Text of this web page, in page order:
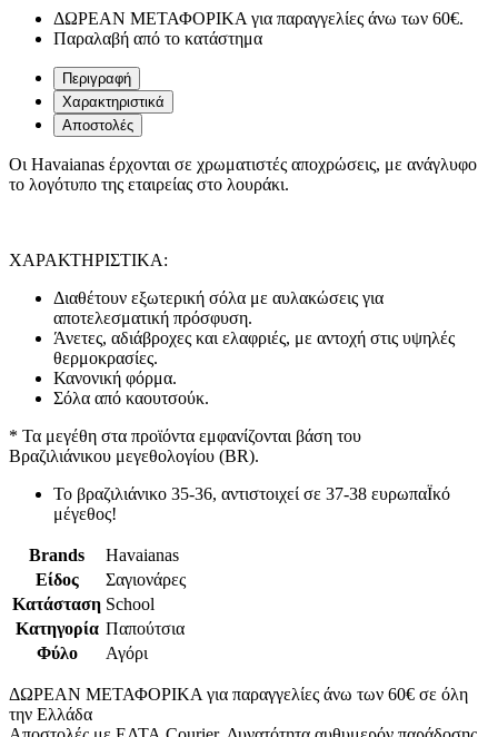
ΔΩΡΕΑΝ ΜΕΤΑΦΟΡΙΚΑ για παραγγελίες άνω των 60€.
Παραλαβή από το κατάστημα
Περιγραφή
Χαρακτηριστικά
Αποστολές
Οι Havaianas έρχονται σε χρωματιστές αποχρώσεις, με ανάγλυφο
το λογότυπο της εταιρείας στο λουράκι.
ΧΑΡΑΚΤΗΡΙΣΤΙΚΑ:
Διαθέτουν εξωτερική σόλα με αυλακώσεις για
αποτελεσματική πρόσφυση.
Άνετες, αδιάβροχες και ελαφριές, με αντοχή στις υψηλές
θερμοκρασίες.
Κανονική φόρμα.
Σόλα από καουτσούκ.
* Τα μεγέθη στα προϊόντα εμφανίζονται βάση του
Βραζιλιάνικου μεγεθολογίου (BR).
Το βραζιλιάνικο 35-36, αντιστοιχεί σε 37-38 ευρωπαΪκό
μέγεθος!
Brands
Havaianas
Είδος
Σαγιονάρες
Κατάσταση School
Κατηγορία Παπούτσια
Φύλο
Αγόρι
ΔΩΡΕΑΝ ΜΕΤΑΦΟΡΙΚΑ για παραγγελίες άνω των 60€ σε όλη
την Ελλάδα